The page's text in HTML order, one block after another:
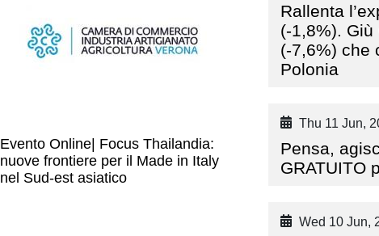
Evento Online| Focus Thailandia:
nuove frontiere per il Made in Italy
nel Sud-est asiatico
Rallenta
(-1,8%). Giù
(-7,6%) che
Polonia
Thu 11 Jun,
Pensa,
GRATUITO
Wed 10 Jun,